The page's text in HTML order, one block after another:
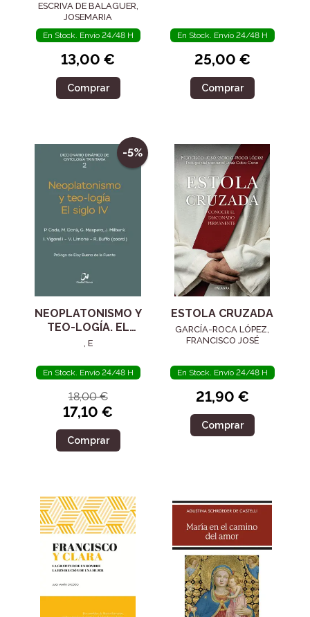
ESCRIVA DE BALAGUER,
JOSEMARIA
En Stock. Envío 24/48 H
13,00 €
Comprar
En Stock. Envío 24/48 H
25,00 €
Comprar
-5%
NEOPLATONISMO Y
TEO-LOGÍA. EL
SIGLO IV
, E
En Stock. Envío 24/48 H
18,00 €
17,10 €
Comprar
ESTOLA CRUZADA
GARCÍA-ROCA LÓPEZ,
FRANCISCO JOSÉ
En Stock. Envío 24/48 H
21,90 €
Comprar